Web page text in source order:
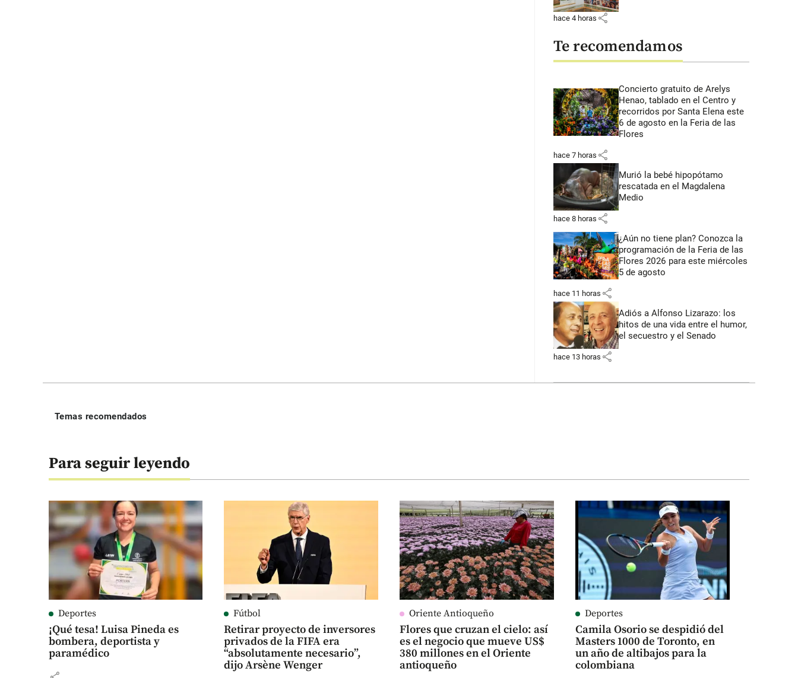
hace 4 horas share
Te recomendamos
Concierto gratuito de Arelys
Henao, tablado en el Centro y
recorridos por Santa Elena este
6 de agosto en la Feria de las
Flores
hace 7 horas share
Murió la bebé hipopótamo
rescatada en el Magdalena
Medio
hace 8 horas share
¿Aún no tiene plan? Conozca la
programación de la Feria de las
Flores 2026 para este miércoles
5 de agosto
hace 11 horas share
Adiós a Alfonso Lizarazo: los
hitos de una vida entre el humor,
el secuestro y el Senado
hace 13 horas share
Temas recomendados
Para seguir leyendo
Deportes
¡Qué tesa! Luisa Pineda es
bombera, deportista y
paramédico
Fútbol
Retirar proyecto de inversores
privados de la FIFA era
“absolutamente necesario”,
dijo Arsène Wenger
Oriente Antioqueño
Flores que cruzan el cielo: así
es el negocio que mueve US$
380 millones en el Oriente
antioqueño
Deportes
Camila Osorio se despidió del
Masters 1000 de Toronto, en
un año de altibajos para la
colombiana